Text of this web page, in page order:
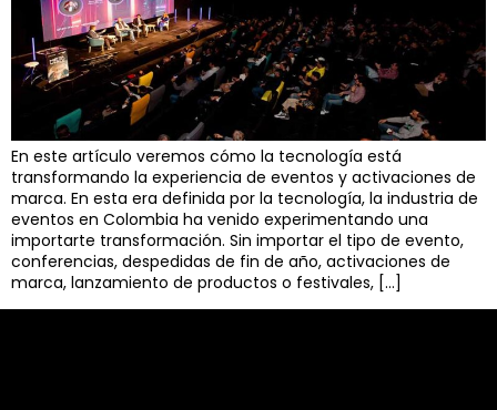
En este artículo veremos cómo la tecnología está
transformando la experiencia de eventos y activaciones de
marca. En esta era definida por la tecnología, la industria de
eventos en Colombia ha venido experimentando una
importarte transformación. Sin importar el tipo de evento,
conferencias, despedidas de fin de año, activaciones de
marca, lanzamiento de productos o festivales, […]